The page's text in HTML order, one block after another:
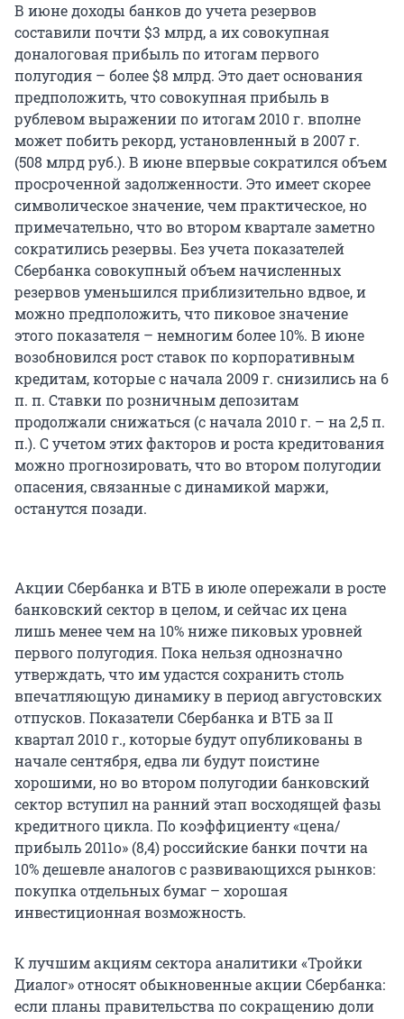
В июне доходы банков до учета резервов
составили почти $3 млрд, а их совокупная
доналоговая прибыль по итогам первого
полугодия – более $8 млрд. Это дает основания
предположить, что совокупная прибыль в
рублевом выражении по итогам 2010 г. вполне
может побить рекорд, установленный в 2007 г.
(508 млрд руб.). В июне впервые сократился объем
просроченной задолженности. Это имеет скорее
символическое значение, чем практическое, но
примечательно, что во втором квартале заметно
сократились резервы. Без учета показателей
Сбербанка совокупный объем начисленных
резервов уменьшился приблизительно вдвое, и
можно предположить, что пиковое значение
этого показателя – немногим более 10%. В июне
возобновился рост ставок по корпоративным
кредитам, которые с начала 2009 г. снизились на 6
п. п. Ставки по розничным депозитам
продолжали снижаться (с начала 2010 г. – на 2,5 п.
п.). С учетом этих факторов и роста кредитования
можно прогнозировать, что во втором полугодии
опасения, связанные с динамикой маржи,
останутся позади.
Акции Сбербанка и ВТБ в июле опережали в росте
банковский сектор в целом, и сейчас их цена
лишь менее чем на 10% ниже пиковых уровней
первого полугодия. Пока нельзя однозначно
утверждать, что им удастся сохранить столь
впечатляющую динамику в период августовских
отпусков. Показатели Сбербанка и ВТБ за II
квартал 2010 г., которые будут опубликованы в
начале сентября, едва ли будут поистине
хорошими, но во втором полугодии банковский
сектор вступил на ранний этап восходящей фазы
кредитного цикла. По коэффициенту «цена/
прибыль 2011о» (8,4) российские банки почти на
10% дешевле аналогов с развивающихся рынков:
покупка отдельных бумаг – хорошая
инвестиционная возможность.
К лучшим акциям сектора аналитики «Тройки
Диалог» относят обыкновенные акции Сбербанка:
если планы правительства по сокращению доли